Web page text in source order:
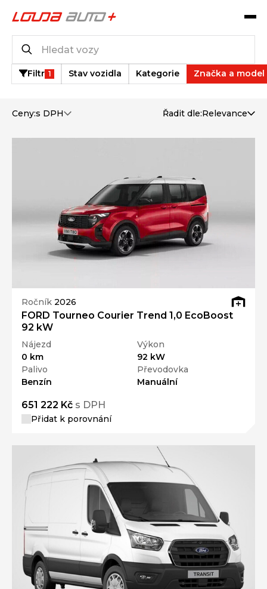
Filtr 1 Stav vozidla Kategorie Značka a model
Ceny:s DPH Řadit dle:Relevance
Ročník 2026
FORD Tourneo Courier Trend 1,0 EcoBoost
92 kW
Nájezd
0 km
Výkon
92 kW
Palivo
Benzín
Převodovka
Manuální
651 222 Kč s DPH
Přidat k porovnání